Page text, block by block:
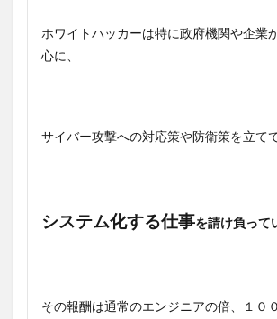
ホワイトハッカーは特に政府機関や企業
心に、
サイバー攻撃への対応策や防衛策を立て
システム化する仕事を請け負って
その報酬は通常のエンジニアの倍、１０